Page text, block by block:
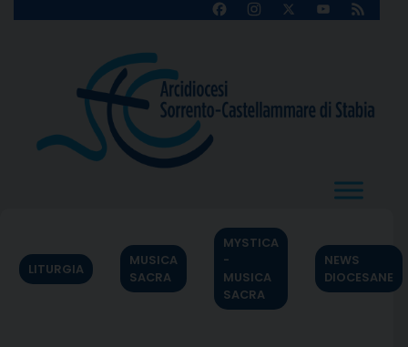
FacebookInstagram
X
YouTube
Feed
LITURGIA
MUSICA
SACRA
MYSTICA
-
MUSICA
SACRA
NEWS
DIOCESANE